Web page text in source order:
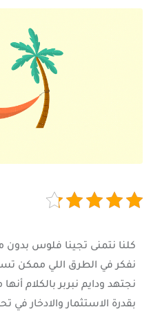
كلنا نتمنى تجينا فلوس
نفكر في الطرق اللي ممكن
نجتهد ودايم نبربر بالكلام
بقدرة الاستثمار والادخار في